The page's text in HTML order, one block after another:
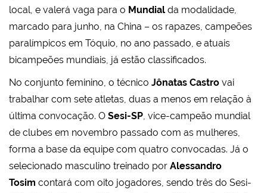
local, e valerá vaga para o Mundial da modalidade,
marcado para junho, na China – os rapazes, campeões
paralímpicos em Tóquio, no ano passado, e atuais
bicampeões mundiais, já estão classificados.
No conjunto feminino, o técnico Jônatas Castro vai
trabalhar com sete atletas, duas a menos em relação à
última convocação. O Sesi-SP, vice-campeão mundial
de clubes em novembro passado com as mulheres,
forma a base da equipe com quatro convocadas. Já o
selecionado masculino treinado por Alessandro
Tosim contará com oito jogadores, sendo três do Sesi-